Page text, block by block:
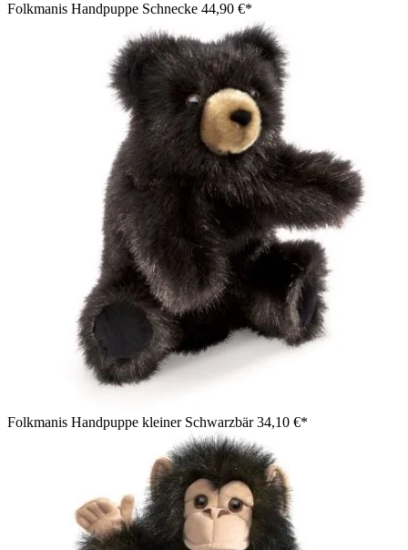
Folkmanis Handpuppe Schnecke 44,90 €*
Folkmanis Handpuppe kleiner Schwarzbär34,10 €*